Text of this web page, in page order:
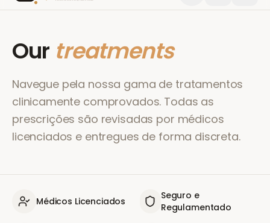
Our treatments
Navegue pela nossa gama de tratamentos
clinicamente comprovados. Todas as
prescrições são revisadas por médicos
licenciados e entregues de forma discreta.
Médicos Licenciados
Seguro e
Regulamentado